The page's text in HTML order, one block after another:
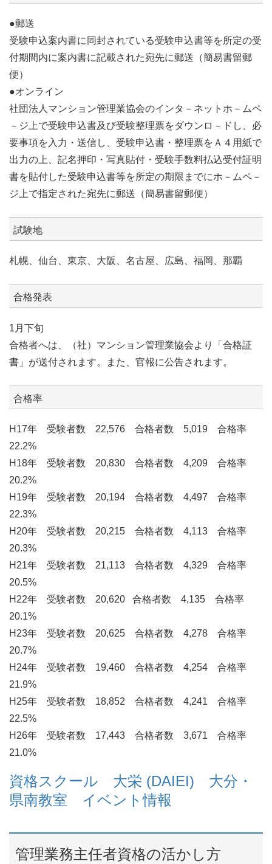
●郵送
受験申込案内書に同封されている受験申込書等を所定の受
付期間内に案内書に記載された宛先に郵送（簡易書留郵
便）
●オンライン
社団法人マンション管理業協会のインタ－ネットホ－ムペ
－ジ上で受験申込書及び受験整理票をダウンロ－ドし、必
要事項を入力・送信し、受験申込書・整理票をＡ４用紙で
出力の上、記名押印・写真貼付・受験手数料払込受付証明
書を貼付した受験申込書等を所定の期限までにホ－ムペ－
ジ上で指定された宛先に郵送（簡易書留郵便）
試験地
札幌、仙台、東京、大阪、名古屋、広島、福岡、那覇
合格発表
1月下旬
合格者へは、（社）マンション管理業協会より「合格証
書」が送付されます。また、官報に公告されます。
合格率
H17年 受験者数 22,576 合格者数 5,019 合格率
22.2%
H18年 受験者数 20,830 合格者数 4,209 合格率
20.2%
H19年 受験者数 20,194 合格者数 4,497 合格率
22.3%
H20年 受験者数 20,215 合格者数 4,113 合格率
20.3%
H21年 受験者数 21,113 合格者数 4,329 合格率
20.5%
H22年 受験者数 20,620 合格者数 4,135 合格率
20.1%
H23年 受験者数 20,625 合格者数 4,278 合格率
20.7%
H24年 受験者数 19,460 合格者数 4,254 合格率
21.9%
H25年 受験者数 18,852 合格者数 4,241 合格率
22.5%
H26年 受験者数 17,443 合格者数 3,671 合格率
21.0%
資格スクール 大栄 (DAIEI) 大分・
県南教室 イベント情報
管理業務主任者資格の活かし方